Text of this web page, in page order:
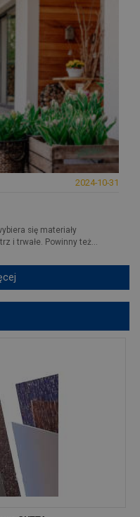
2024-10-31
się materiały
i trwałe. Powinny też...